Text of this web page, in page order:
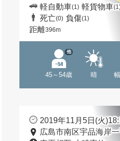
軽自動車(1) 軽貨物車
死亡(0) 負傷(1)
距離396m
45～54歳
他
晴
2019年11月5日(火
広島市南区宇品海岸